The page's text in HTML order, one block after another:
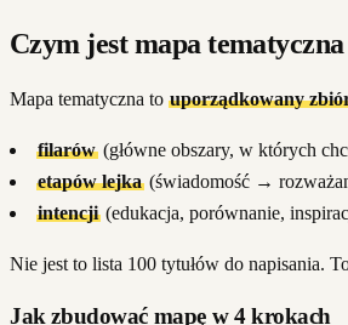
Czym jest mapa tematyczna
Mapa tematyczna to uporządkowany
filarów(główne obszary, w których
etapów lejka(świadomość →
intencji(edukacja, porównanie,
Nie jest to lista 100 tytułów do napisania.
Jak zbudować mapę w 4 krokach